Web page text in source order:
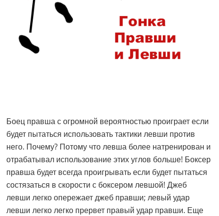
Боец правша с огромной вероятностью проиграет если
будет пытаться использовать тактики левши против
него. Почему? Потому что левша более натренирован и
отрабатывал использование этих углов больше! Боксер
правша будет всегда проигрывать если будет пытаться
состязаться в скорости с боксером левшой! Джеб
левши легко опережает джеб правши; левый удар
левши легко легко прервет правый удар правши. Еще